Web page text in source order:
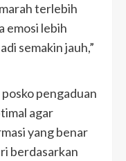
terlebih
emosi lebih
semakin jauh,”
pengaduan
agar
yang benar
berdasarkan